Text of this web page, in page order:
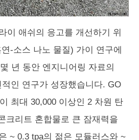
이 애쉬의 응고를 개선하기 위
-소스 나노 물질) 가이 연구에
년 동안 엔지니어링 자료의
인 연구가 성장했습니다. GO
최대 30,000 이상인 2 차원 탄
크리트 혼합물로 큰 잠재력을
~ 0.3 tpa의 젊은 모듈러스와 ~